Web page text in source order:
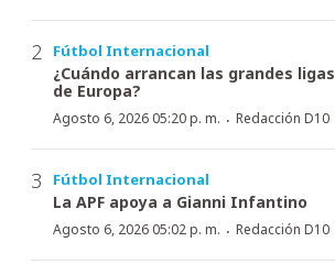
Fútbol Internacional
¿Cuándo arrancan las grandes ligas
de Europa?
Agosto 6, 2026 05:20 p. m. · Redacción D10
Fútbol Internacional
La APF apoya a Gianni Infantino
Agosto 6, 2026 05:02 p. m. · Redacción D10